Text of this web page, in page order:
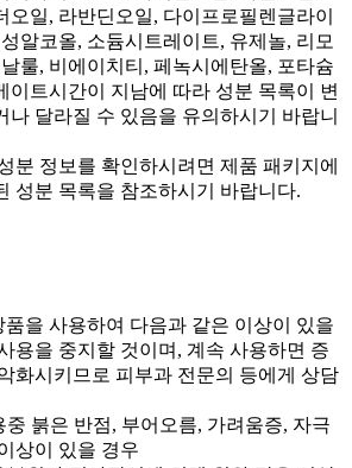
오일, 라반딘오일, 다이프로필렌글라이
알코올, 소듐시트레이트, 유제놀, 리모
룰, 비에이치티, 페녹시에탄올, 포타슘
이트시간이 지남에 따라 성분 목록이 변
나 달라질 수 있음을 유의하시기 바랍니
분 정보를 확인하시려면 제품 패키지에
성분 목록을 참조하시기 바랍니다.
품을 사용하여 다음과 같은 이상이 있을
용을 중지할 것이며, 계속 사용하면 증
화시키므로 피부과 전문의 등에게 상담
중 붉은 반점, 부어오름, 가려움증, 자극
상이 있을 경우